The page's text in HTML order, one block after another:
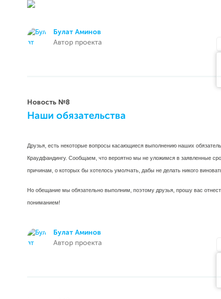
Булат Аминов
Автор проекта
Новость №8
Наши обязательства
Друзья, есть некоторые вопросы касающиеся выполнению наших
Краудфандингу. Сообщаем, что вероятно мы не уложимся в заявленные
причинам, о которых бы хотелось умолчать, дабы не делать никого
Но обещание мы обязательно выполним, поэтому друзья, прошу вас
пониманием!
Булат Аминов
Автор проекта